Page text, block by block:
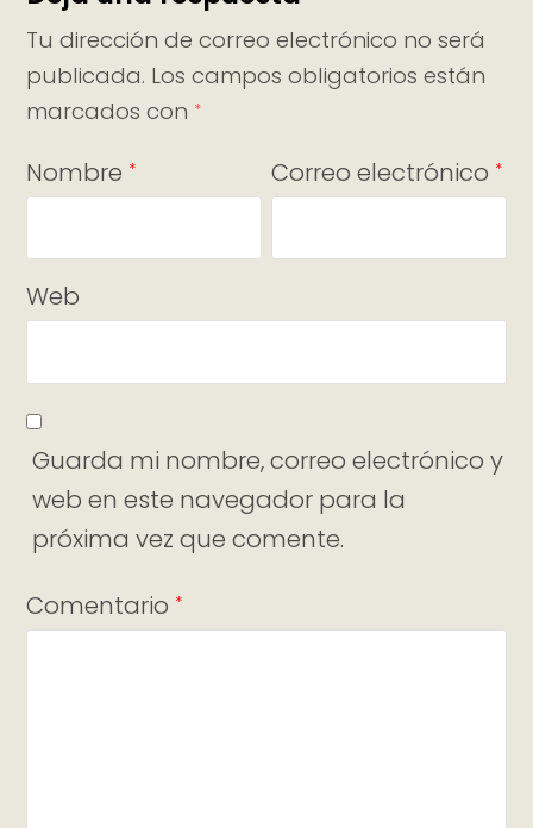
Tu dirección de correo electrónico no será
publicada. Los campos obligatorios están
marcados con *
Nombre * Correo electrónico *
Web
Guarda mi nombre, correo electrónico y
web en este navegador para la
próxima vez que comente.
Comentario *